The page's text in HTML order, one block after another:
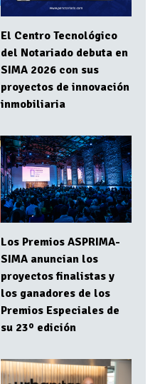
El Centro Tecnológico
del Notariado debuta en
SIMA 2026 con sus
proyectos de innovación
inmobiliaria
Los Premios ASPRIMA-
SIMA anuncian los
proyectos finalistas y
los ganadores de los
Premios Especiales de
su 23º edición